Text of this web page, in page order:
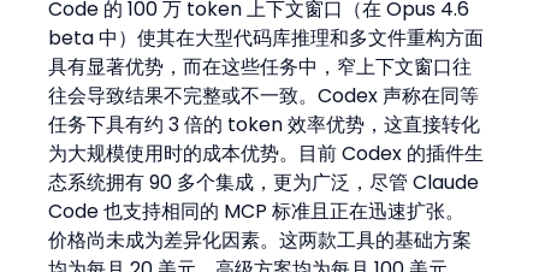
Code 的 100 万 token 上下文窗口（在 Opus 4.6
beta 中）使其在大型代码库推理和多文件重构方面
具有显著优势，而在这些任务中，窄上下文窗口往
往会导致结果不完整或不一致。Codex 声称在同等
任务下具有约 3 倍的 token 效率优势，这直接转化
为大规模使用时的成本优势。目前 Codex 的插件生
态系统拥有 90 多个集成，更为广泛，尽管 Claude
Code 也支持相同的 MCP 标准且正在迅速扩张。
价格尚未成为差异化因素。这两款工具的基础方案